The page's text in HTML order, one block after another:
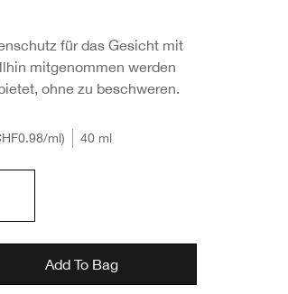
für das Gesicht mit
mitgenommen werden
ohne zu beschweren.
/ml 40 ml
Add To Bag